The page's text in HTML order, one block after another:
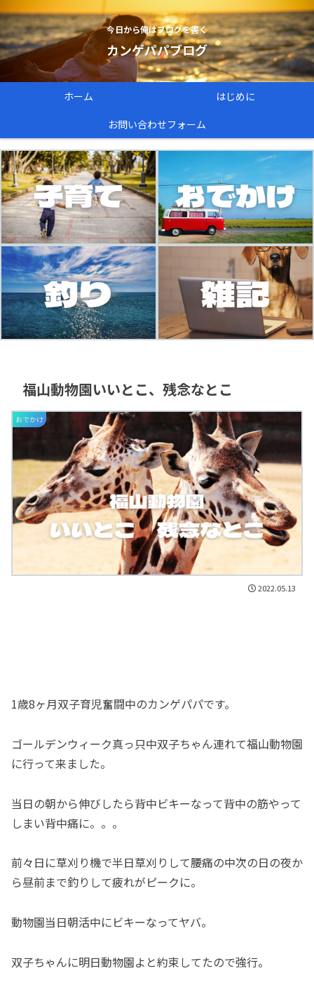
今日から俺はブログを書く
カンゲパパブログ
ホーム
はじめに
お問い合わせフォーム
福山動物園いいとこ、残念なとこ
おでかけ
2022.05.13
1歳8ヶ月双子育児奮闘中のカンゲパパです。
ゴールデンウィーク真っ只中双子ちゃん連れて福山動物園
に行って来ました。
当日の朝から伸びしたら背中ビキーなって背中の筋やって
しまい背中痛に。。。
前々日に草刈り機で半日草刈りして腰痛の中次の日の夜か
ら昼前まで釣りして疲れがピークに。
動物園当日朝活中にビキーなってヤバ。
双子ちゃんに明日動物園よと約束してたので強行。